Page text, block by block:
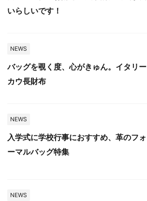
いらしいです！
NEWS
バッグを覗く度、心がきゅん。イタリー
カウ長財布
NEWS
入学式に学校行事におすすめ、革のフォ
ーマルバッグ特集
NEWS